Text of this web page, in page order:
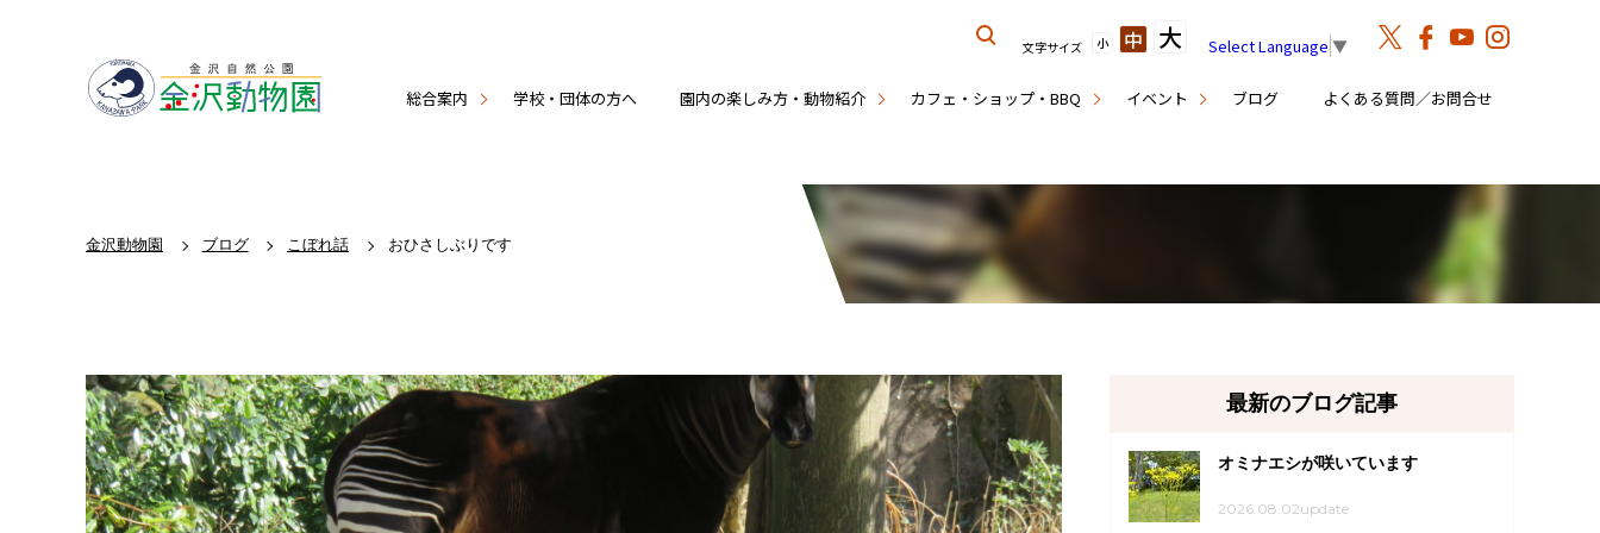
総合案内 学校・団体の方へ 園内の楽しみ方・動物紹介 カフェ・ショップ・BBQ イベント ブログ よくある質問／お問合せ
文字サイズ 小 中 大 Select Language ▼
金沢動物園 ブログ こぼれ話 おひさしぶりです
最新のブログ記事
オミナエシが咲いています
2026.08.02update